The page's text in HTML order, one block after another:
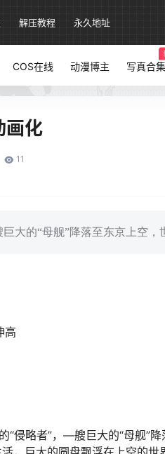
解压教程 永久地址
COS在线 动漫博主 写真合集
画化
11
大的“母舰”降落至东京上空
高
“侵略者”，—艘巨大的“母舰”